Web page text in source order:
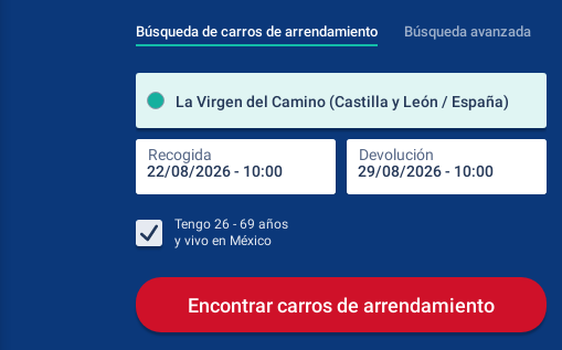
Búsqueda de carros de arrendamiento Búsqueda avanzada
La Virgen del Camino (Castilla y León / España)
Recogida Devolución
Tengo 26 - 69 años
y vivo en México
Encontrar carros de arrendamiento